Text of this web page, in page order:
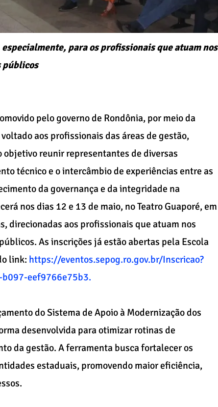
para os profissionais que atuam nos
públicos
pelo governo de Rondônia, por meio da
aos profissionais das áreas de gestão,
reunir representantes de diversas
técnico e o intercâmbio de experiências entre as
da governança e da integridade na
nos dias 12 e 13 de maio, no Teatro Guaporé, em
direcionadas aos profissionais que atuam nos
As inscrições já estão abertas pela Escola
link: https://eventos.sepog.ro.gov.br/Inscricao?
eef9766e75b3.
do Sistema de Apoio à Modernização dos
desenvolvida para otimizar rotinas de
da gestão. A ferramenta busca fortalecer os
estaduais, promovendo maior eficiência,